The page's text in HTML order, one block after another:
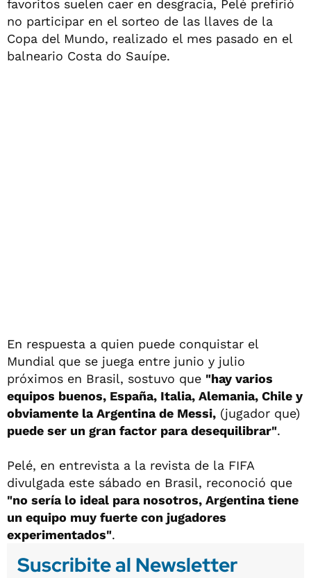
favoritos suelen caer en desgracia, Pelé prefirió
no participar en el sorteo de las llaves de la
Copa del Mundo, realizado el mes pasado en el
balneario Costa do Sauípe.
En respuesta a quien puede conquistar el
Mundial que se juega entre junio y julio
próximos en Brasil, sostuvo que "hay varios
equipos buenos, España, Italia, Alemania, Chile y
obviamente la Argentina de Messi, (jugador que)
puede ser un gran factor para desequilibrar".
Pelé, en entrevista a la revista de la FIFA
divulgada este sábado en Brasil, reconoció que
"no sería lo ideal para nosotros, Argentina tiene
un equipo muy fuerte con jugadores
experimentados".
Suscribite al Newsletter